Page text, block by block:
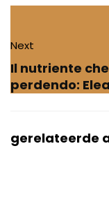
Next
Il nutriente
perdendo:
gerelateerde